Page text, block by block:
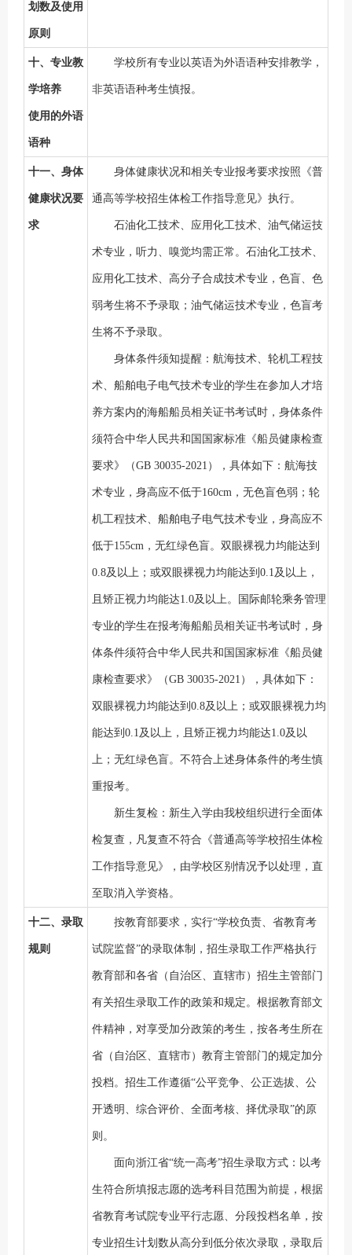
划数及使用
原则
十、专业教
学培养
使用的外语
语种
学校所有专业以英语为外语语种安排教学，
非英语语种考生慎报。
十一、身体
健康状况要
求
身体健康状况和相关专业报考要求按照《普
通高等学校招生体检工作指导意见》执行。
石油化工技术、应用化工技术、油气储运技
术专业，听力、嗅觉均需正常。石油化工技术、
应用化工技术、高分子合成技术专业，色盲、色
弱考生将不予录取；油气储运技术专业，色盲考
生将不予录取。
身体条件须知提醒：航海技术、轮机工程技
术、船舶电子电气技术专业的学生在参加人才培
养方案内的海船船员相关证书考试时，身体条件
须符合中华人民共和国国家标准《船员健康检查
要求》（GB 30035-2021），具体如下： 航海技
术专业，身高应不低于160cm，无色盲色弱；轮
机工程技术、船舶电子电气技术专业，身高应不
低于155cm，无红绿色盲。双眼裸视力均能达到
0.8及以上；或双眼裸视力均能达到0.1及以上，
且矫正视力均能达1.0及以上。国际邮轮乘务管理
专业的学生在报考海船船员相关证书考试时，身
体条件须符合中华人民共和国国家标准《船员健
康检查要求》（GB 30035-2021），具体如下：
双眼裸视力均能达到0.8及以上；或双眼裸视力均
能达到0.1及以上，且矫正视力均能达1.0及以
上；无红绿色盲。 不符合上述身体条件的考生慎
重报考。
新生复检：新生入学由我校组织进行全面体
检复查，凡复查不符合《普通高等学校招生体检
工作指导意见》，由学校区别情况予以处理，直
至取消入学资格。
十二、录取
规则
按教育部要求，实行“学校负责、省教育考
试院监督”的录取体制，招生录取工作严格执行
教育部和各省（自治区、直辖市）招生主管部门
有关招生录取工作的政策和规定。根据教育部文
件精神，对享受加分政策的考生，按各考生所在
省（自治区、直辖市）教育主管部门的规定加分
投档。招生工作遵循“公平竞争、公正选拔、公
开透明、综合评价、全面考核、择优录取”的原
则。
面向浙江省“统一高考”招生录取方式：以考
生符合所填报志愿的选考科目范围为前提，根据
省教育考试院专业平行志愿、分段投档名单，按
专业招生计划数从高分到低分依次录取，录取后